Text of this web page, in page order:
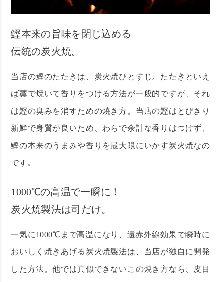
鰹本来の旨味を閉じ込める
伝統の炭火焼。
当店の鰹のたたきは、炭火焼ひとすじ。たたきといえ
ば藁で焼いて香りをつける方法が一般的ですが、それ
は鰹の臭みを消すための焼き方。当店の鰹はとびきり
新鮮で身質が良いため、わらで余計な香りはつけず、
鰹の本来のうまみや香りを最大限にいかす炭火焼なの
です。
1000℃の高温で一瞬に！
炭火焼製法は司だけ。
一気に1000℃まで高温になり、遠赤外線効果で瞬時に
おいしく焼きあげる炭火焼製法は、当店が独自に開発
した方法。他では真似できないこの焼き方なら、皮目